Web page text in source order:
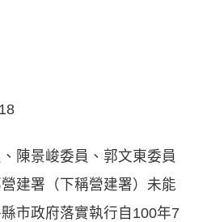
陳景峻委員、郭文東委員
建署（下稱營建署）未能
市政府落實執行自100年7